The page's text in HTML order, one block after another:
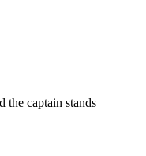
the captain stands